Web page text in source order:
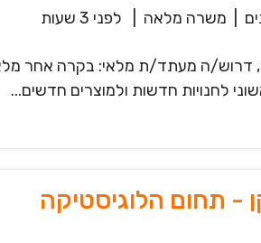
משרה מלאה לפני 3 שעות
דרוש/ה מעתד/ת מלאי: בקרה אחר מלאי
לחנויות חדשות ולמוצרים חדשים...
- תחום הלוגיסטיקה